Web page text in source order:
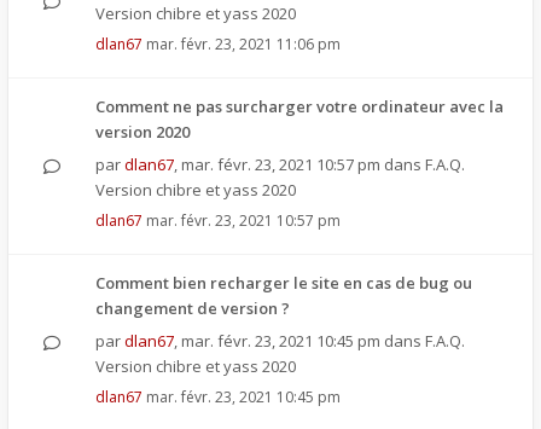
Version chibre et yass 2020
dlan67 mar. févr. 23, 2021 11:06 pm
Comment ne pas surcharger votre ordinateur avec la
version 2020
pardlan67, mar. févr. 23, 2021 10:57 pm dans F.A.Q.
Version chibre et yass 2020
dlan67 mar. févr. 23, 2021 10:57 pm
Comment bien recharger le site en cas de bug ou
changement de version ?
pardlan67, mar. févr. 23, 2021 10:45 pm dans F.A.Q.
Version chibre et yass 2020
dlan67 mar. févr. 23, 2021 10:45 pm